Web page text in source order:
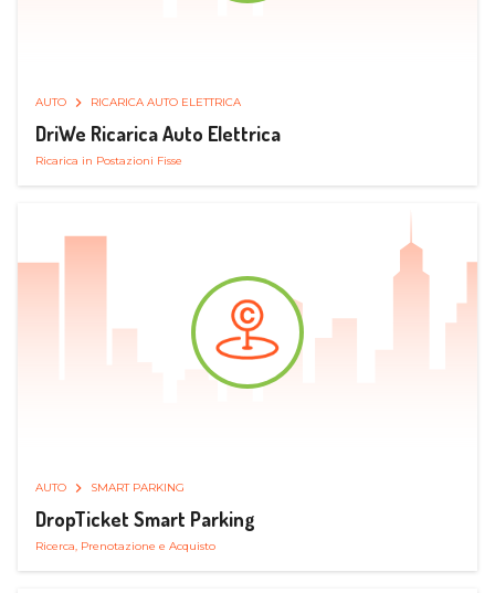
AUTO RICARICA AUTO ELETTRICA
DriWe Ricarica Auto Elettrica
Ricarica in Postazioni Fisse
AUTO SMART PARKING
DropTicket Smart Parking
Ricerca, Prenotazione e Acquisto